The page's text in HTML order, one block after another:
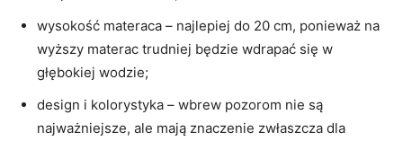
wysokość materaca – najlepiej do 20 cm, ponieważ na
wyższy materac trudniej będzie wdrapać się w
głębokiej wodzie;
design i kolorystyka – wbrew pozorom nie są
najważniejsze, ale mają znaczenie zwłaszcza dla